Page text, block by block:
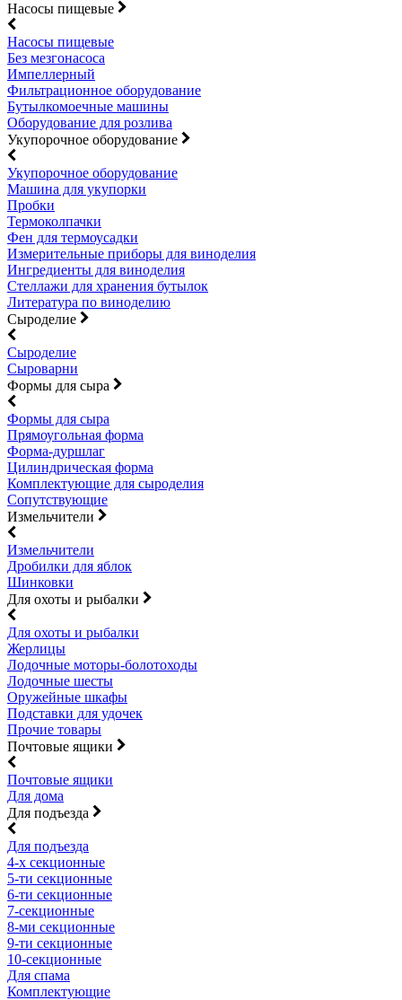
Насосы пищевые
Насосы пищевые
Без мезгонасоса
Импеллерный
Фильтрационное оборудование
Бутылкомоечные машины
Оборудование для розлива
Укупорочное оборудование
Укупорочное оборудование
Машина для укупорки
Пробки
Термоколпачки
Фен для термоусадки
Измерительные приборы для виноделия
Ингредиенты для виноделия
Стеллажи для хранения бутылок
Литература по виноделию
Сыроделие
Сыроделие
Сыроварни
Формы для сыра
Формы для сыра
Прямоугольная форма
Форма-дуршлаг
Цилиндрическая форма
Комплектующие для сыроделия
Сопутствующие
Измельчители
Измельчители
Дробилки для яблок
Шинковки
Для охоты и рыбалки
Для охоты и рыбалки
Жерлицы
Лодочные моторы-болотоходы
Лодочные шесты
Оружейные шкафы
Подставки для удочек
Прочие товары
Почтовые ящики
Почтовые ящики
Для дома
Для подъезда
Для подъезда
4-х секционные
5-ти секционные
6-ти секционные
7-секционные
8-ми секционные
9-ти секционные
10-секционные
Для спама
Комплектующие